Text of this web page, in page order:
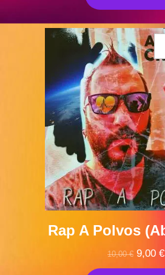
Rap A Polvos
10,00€ El
precio
9,00 €